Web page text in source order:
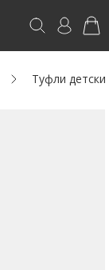
Туфли